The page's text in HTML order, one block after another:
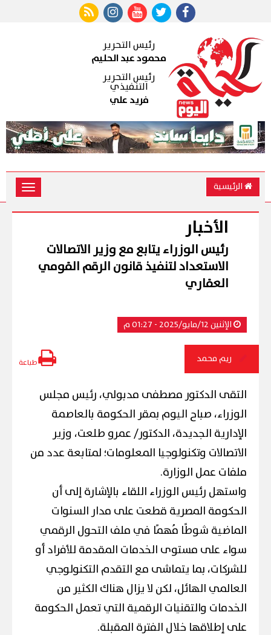
رئيس التحرير
محمود عبد الحليم
رئيس التحرير
التنفيذي
فريد علي
الرئيسية
Toggle
الأخبار
رئيس الوزراء يتابع مع وزير الاتصالات
الاستعداد لتنفيذ قانون الرقم القومي
العقاري
الإثنين 12/مايو/2025 - 01:27 م
ريم محمد طباعة
التقى الدكتور مصطفى مدبولي، رئيس مجلس
الوزراء، صباح اليوم بمقر الحكومة بالعاصمة
الإدارية الجديدة، الدكتور/ عمرو طلعت، وزير
الاتصالات وتكنولوجيا المعلومات؛ لمتابعة عدد من
ملفات عمل الوزارة.
واستهل رئيس الوزراء اللقاء بالإشارة إلى أن
الحكومة المصرية قطعت على مدار السنوات
الماضية شوطًا مُهمًا في ملف التحول الرقمي
سواء على مستوى الخدمات المقدمة للأفراد أو
للشركات، بما يتماشى مع التقدم التكنولوجي
العالمي الهائل، لكن لا يزال هناك الكثير من
الخدمات والتقنيات الرقمية التي تعمل الحكومة
على إطلاقها خلال الفترة المقبلة.